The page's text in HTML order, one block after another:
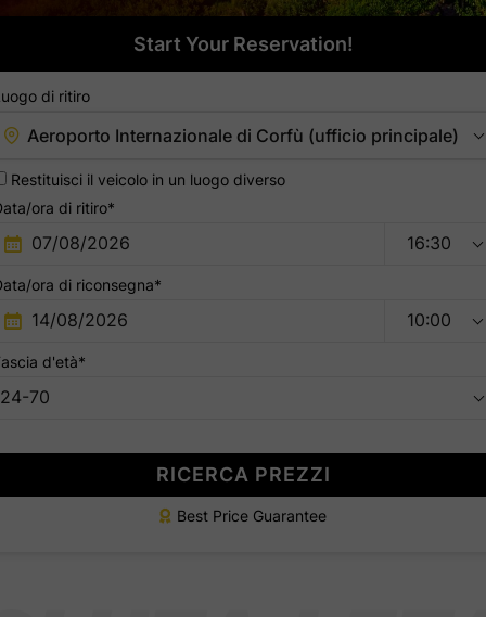
Start Your Reservation!
di ritiro
Aeroporto Internazionale di Corfù (ufficio principale)
Restituisci il veicolo in un luogo diverso
ora di ritiro*
ora di riconsegna*
d'età*
RICERCA PREZZI
Best Price Guarantee